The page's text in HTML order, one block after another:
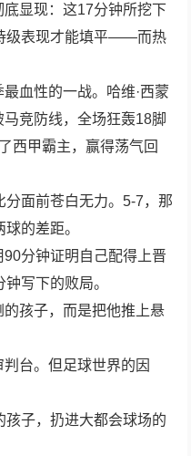
显现：这17分钟所挖下
级表现才能填平——而热
血性的一战。哈维·西蒙
竞防线，全场狂轰18脚
西甲霸主，赢得荡气回
面前苍白无力。5-7，那
的差距。
分钟证明自己配得上晋
写下的败局。
孩子，而是把他推上悬
台。但足球世界的因
子，扔进大都会球场的